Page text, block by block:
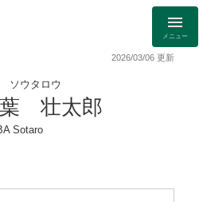
メニュー
2026/03/06 更新
ソウタロウ
壮太郎
Sotaro